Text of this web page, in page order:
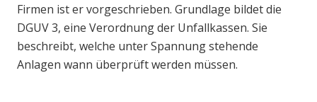
Firmen ist er vorgeschrieben. Grundlage bildet die
DGUV 3, eine Verordnung der Unfallkassen. Sie
beschreibt, welche unter Spannung stehende
Anlagen wann überprüft werden müssen.